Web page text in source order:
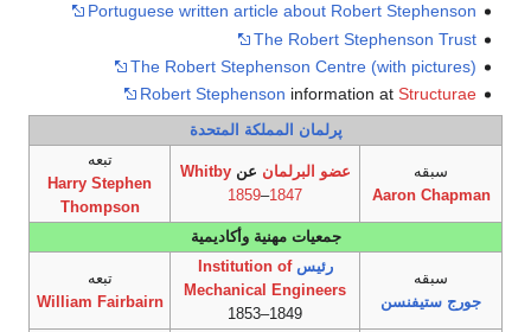
Portuguese written article about Robert Stephenson
The Robert Stephenson Trust
The Robert Stephenson Centre (with pictures)
Robert Stephenson information at Structurae
پرلمان المملكة المتحدة
سبقه
Aaron Chapman
عضو البرلمان عنWhitby
1847
–
1859
تبعه
Harry Stephen
Thompson
جمعيات مهنية وأكاديمية
سبقه
جورج ستيفنسن
رئيس Institution of
Mechanical Engineers
1849–1853
تبعه
William Fairbairn